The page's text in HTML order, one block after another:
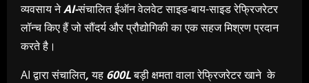
व्यवसाय नेAI-संचालित ईऑन वेलवेट साइड-बाय-साइड रेफ्रिजरेटर
लॉन्च किए हैं जो सौंदर्य और प्रौद्योगिकी का एक सहज मिश्रण प्रदान
करते है।
AI द्वारा संचालित,यह 600Lबड़ी क्षमता वाला रेफ्रिजरेटर खाने के